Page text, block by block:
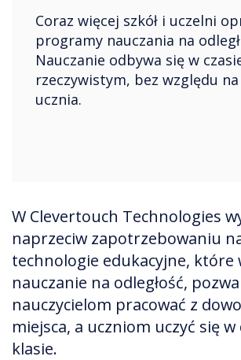
Coraz więcej szkół i uczelni
programy nauczania na
Nauczanie odbywa się w
rzeczywistym, bez względu
ucznia.
W Clevertouch Technologies
naprzeciw zapotrzebowaniu
technologie edukacyjne, które
nauczanie na odległość,
nauczycielom pracować z
miejsca, a uczniom uczyć się
klasie.